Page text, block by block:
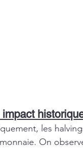
impact
les
On